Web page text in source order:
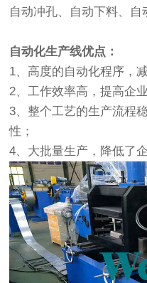
自动冲孔、自动下料、自
自动化生产线优点：
1、高度的自动化程序，
2、工作效率高，提高企
3、整个工艺的生产流程
性；
4、大批量生产，降低了